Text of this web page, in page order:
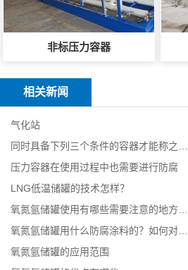
非标压力容器
相关新闻
气化站
压力容器在使用过程中也需要进行防腐
LNG低温储罐的技术怎样？
氧氮氩储罐的应用范围